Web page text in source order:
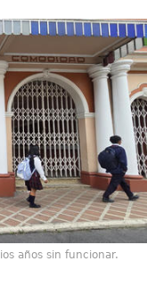
años sin funcionar.